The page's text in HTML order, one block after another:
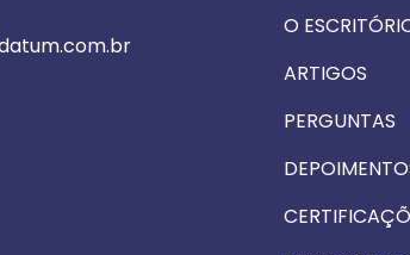
O
ARTIGOS
PERGUNTAS